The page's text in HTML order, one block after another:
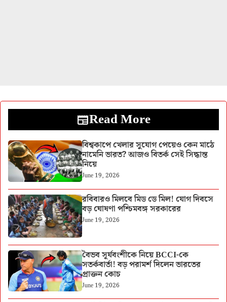
Read More
বিশ্বকাপে খেলার সুযোগ পেয়েও কেন মাঠে
নামেনি ভারত? আজও বিতর্ক সেই সিদ্ধান্ত
নিয়ে
June 19, 2026
রবিবারও মিলবে মিড ডে মিল! যোগ দিবসে
বড় ঘোষণা পশ্চিমবঙ্গ সরকারের
June 19, 2026
বৈভব সূর্যবংশীকে নিয়ে BCCI-কে
সতর্কবার্তা! বড় পরামর্শ দিলেন ভারতের
প্রাক্তন কোচ
June 19, 2026